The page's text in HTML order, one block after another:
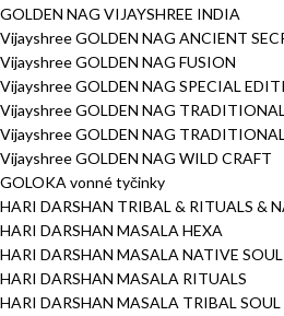
GOLDEN NAG VIJAYSHREE INDIA
Vijayshree GOLDEN NAG ANCIENT
Vijayshree GOLDEN NAG FUSION
Vijayshree GOLDEN NAG SPECIAL
Vijayshree GOLDEN NAG TRADITIONAL
Vijayshree GOLDEN NAG
Vijayshree GOLDEN NAG WILD CRAFT
GOLOKA vonné tyčinky
HARI DARSHAN TRIBAL & RITUALS &
HARI DARSHAN MASALA HEXA
HARI DARSHAN MASALA NATIVE SOUL
HARI DARSHAN MASALA RITUALS
HARI DARSHAN MASALA TRIBAL SOUL